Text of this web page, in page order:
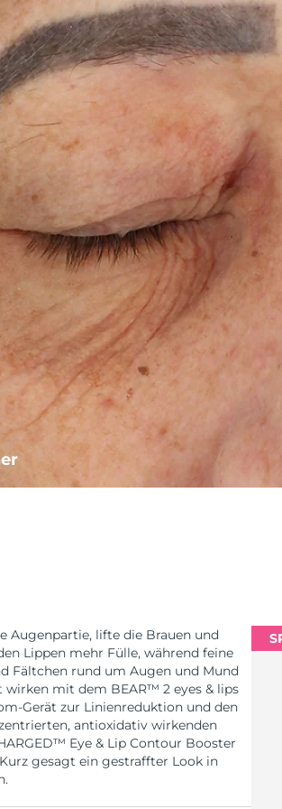
Augenpartie, lifte die Brauen und
Lippen mehr Fülle, während feine
Fältchen rund um Augen und Mund
mit dem BEAR™ 2 eyes & lips
Gerät zur Linienreduktion und den
antioxidativ wirkenden
Eye & Lip Contour Booster
gesagt ein gestraffter Look in